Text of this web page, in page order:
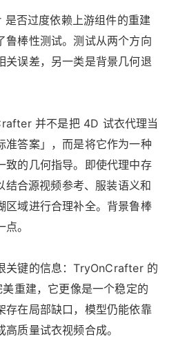
否过度依赖上游组件的重建
鲁棒性测试。测试从两个方向
关误差，另一类是背景几何退
并不是把 4D 试衣代理当
准答案」，而是将它作为一种
致的几何指导。即使代理中存
合源视频参考、服装语义和
区域进行合理补全。背景鲁棒
。
关键的信息：TryOnCrafter 的
重建，它更像是一个稳定的
存在局部缺口，模型仍能依靠
质量试衣视频合成。